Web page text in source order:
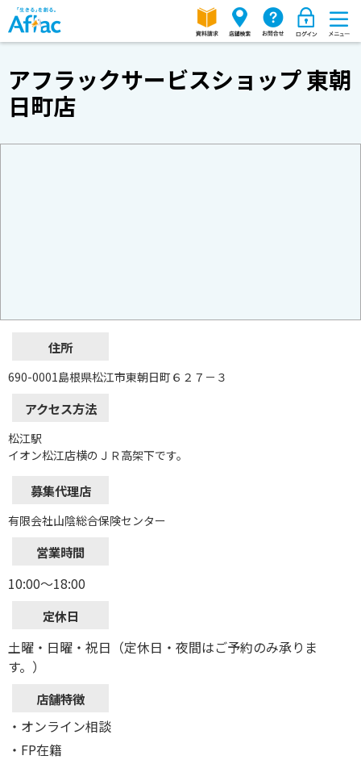
アフラックサービスショップ 東朝
日町店
住所
690-0001島根県松江市東朝日町６２７－３
アクセス方法
松江駅
イオン松江店横のＪＲ高架下です。
募集代理店
有限会社山陰総合保険センター
営業時間
10:00～18:00
定休日
土曜・日曜・祝日（定休日・夜間はご予約のみ承りま
す。）
店舗特徴
・オンライン相談
・FP在籍